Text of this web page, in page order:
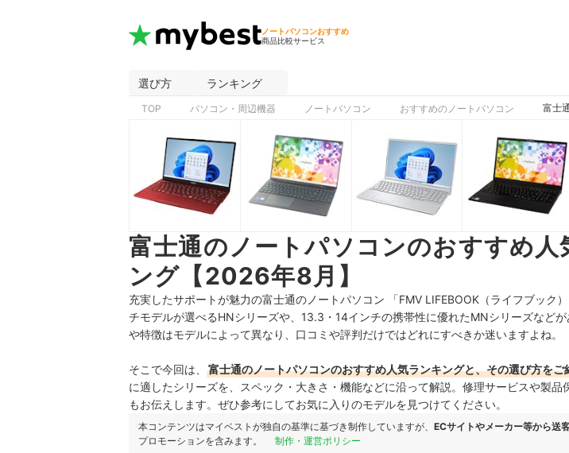
ノートパソコンおすすめ
商品比較サービス
選び方 ランキング
TOP パソコン・周辺機器 ノートパソコン おすすめのノートパソコン 富士
富士通のノートパソコンのおすすめ人
ング【2026年8月】
充実したサポートが魅力の富士通のノートパソコン 「FMV LIFEBOOK（ライフブック
チモデルが選べるHNシリーズや、 13.3・14インチの携帯性に優れたMNシリーズなど
や特徴はモデルによって異なり、口コミや評判だけではどれにすべきか迷いますよね。
そこで今回は、 富士通のノートパソコンのおすすめ人気ランキングと、その選び方をご
に適したシリーズを、スペック・大きさ・機能などに沿って解説。修理サービスや製品
もお伝えします。ぜひ参考にしてお気に入りのモデルを見つけてください。
本コンテンツはマイベストが独自の基準に基づき制作していますが、 ECサイトやメーカー等から送
プロモーションを含みます。
制作・運営ポリシー